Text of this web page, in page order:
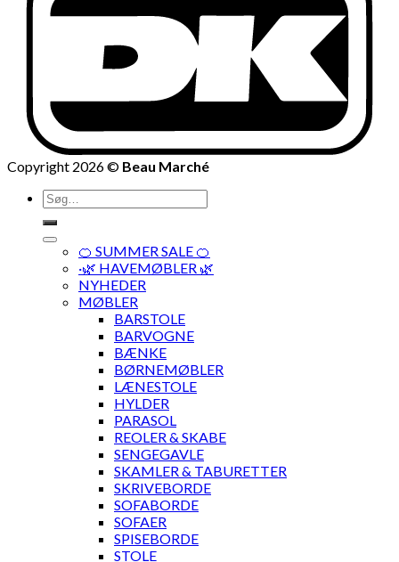
Copyright 2026 © Beau Marché
Søg
efter:
🍊 SUMMER SALE 🍊
·🌿 HAVEMØBLER 🌿
NYHEDER
MØBLER
BARSTOLE
BARVOGNE
BÆNKE
BØRNEMØBLER
LÆNESTOLE
HYLDER
PARASOL
REOLER & SKABE
SENGEGAVLE
SKAMLER & TABURETTER
SKRIVEBORDE
SOFABORDE
SOFAER
SPISEBORDE
STOLE